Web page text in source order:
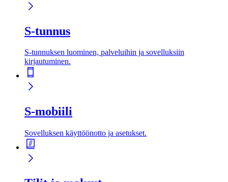
S-tunnus
S-tunnuksen luominen, palveluihin ja sovelluksiin
kirjautuminen.
S-mobiili
Sovelluksen käyttöön­otto ja asetukset.